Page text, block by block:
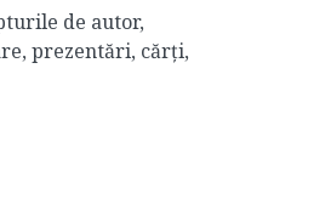
de autor,
prezentări, cărți,